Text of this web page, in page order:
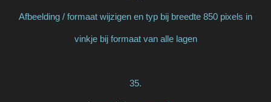
Afbeelding / formaat wijzigen en typ bij breedte 850 pixels in
vinkje bij formaat van alle lagen
35.